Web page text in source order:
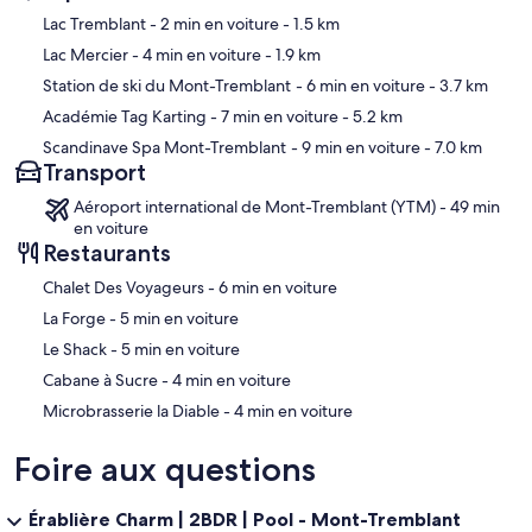
a refund for any interruption of electrical services caused by
extreme weather conditions or other circumstances beyond its
control.
8)In the event of property damage, the management company
reserves the right to use the security deposit at its sole discretion to
items of similar nature and quality.
9)The tenant agrees and consents to the entry of the management
company, OPP, or city permit issuing agents due to noise violations,
occupancy violations, or any other reasonable purpose.
10)The management company will not be responsible for any
anyone else injured as a result of the tenant’s occupation or actions.
11)The tenant agrees not to sublet or assign the property without
the written permission of the Management Company.
the Management Company. This will result in partial or total
confiscation of the security deposit.
13)The tenant agrees not to engage in illegal or irresponsible
Carte
Lac Tremblant- 2 min en voiture- 1.5 km
Lac Mercier- 4 min en voiture- 1.9 km
Station de ski du Mont-Tremblant - 6 min en voiture- 3.7 km
Académie Tag Karting - 7 min en voiture- 5.2 km
Scandinave Spa Mont-Tremblant - 9 min en voiture- 7.0 km
Transport
Aéroport international de Mont-Tremblant (YTM) - 49 min
en voiture
Restaurants
‪Chalet Des Voyageurs - ‬6 min en voiture
‪La Forge - ‬5 min en voiture
‪Le Shack - ‬5 min en voiture
‪Cabane à Sucre - ‬4 min en voiture
‪Microbrasserie la Diable - ‬4 min en voiture
Foire aux questions
Érablière Charm | 2BDR | Pool - Mont-Tremblant